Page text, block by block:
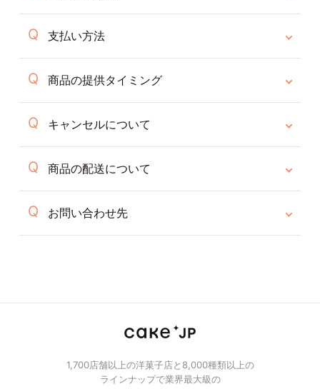
支払い方法
商品の提供タイミング
キャンセルについて
商品の配送について
お問い合わせ先
1,700店舗以上の洋菓子店と8,000種類以上の
ラインナップで業界最大級の